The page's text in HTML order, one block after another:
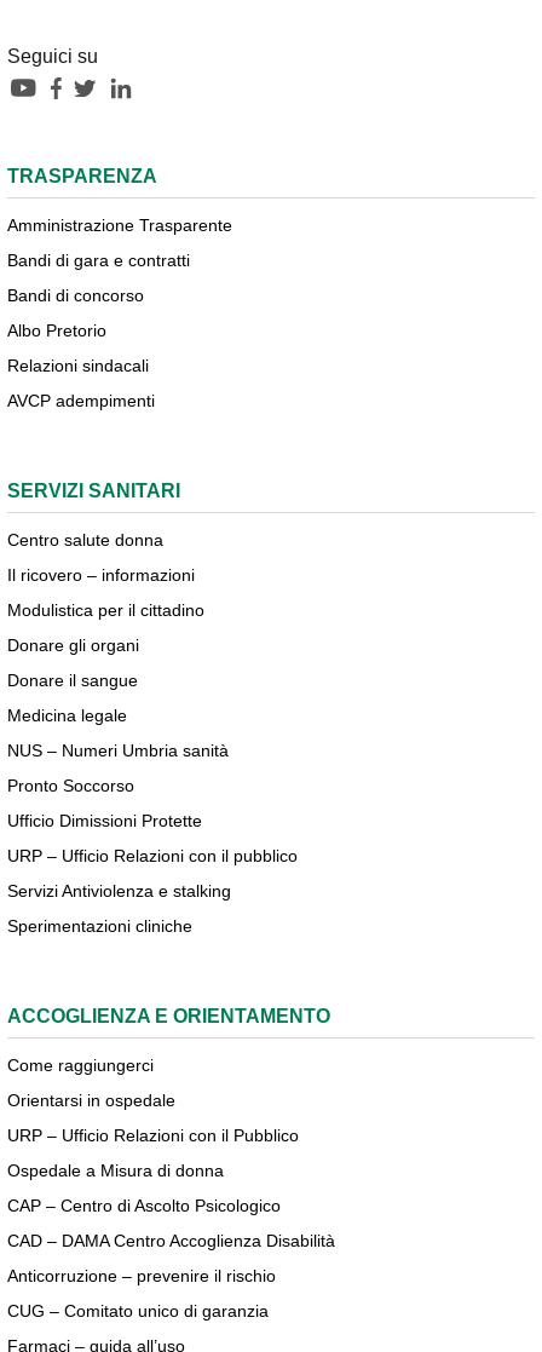
Seguici su
TRASPARENZA
Amministrazione Trasparente
Bandi di gara e contratti
Bandi di concorso
Albo Pretorio
Relazioni sindacali
AVCP adempimenti
SERVIZI SANITARI
Centro salute donna
Il ricovero – informazioni
Modulistica per il cittadino
Donare gli organi
Donare il sangue
Medicina legale
NUS – Numeri Umbria sanità
Pronto Soccorso
Ufficio Dimissioni Protette
URP – Ufficio Relazioni con il pubblico
Servizi Antiviolenza e stalking
Sperimentazioni cliniche
ACCOGLIENZA E ORIENTAMENTO
Come raggiungerci
Orientarsi in ospedale
URP – Ufficio Relazioni con il Pubblico
Ospedale a Misura di donna
CAP – Centro di Ascolto Psicologico
CAD – DAMA Centro Accoglienza Disabilità
Anticorruzione – prevenire il rischio
CUG – Comitato unico di garanzia
Farmaci – guida all’uso